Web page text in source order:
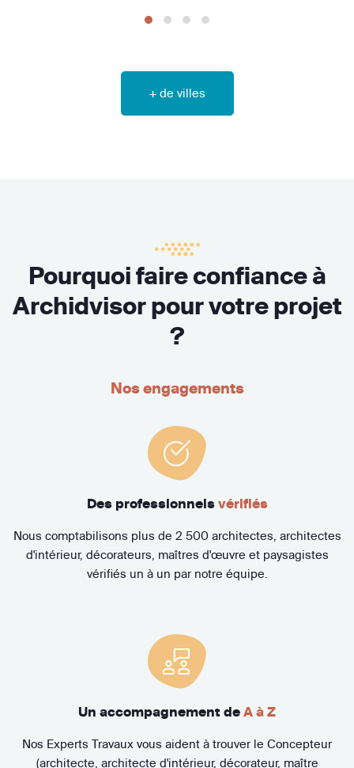
+ de villes
Pourquoi faire confiance à
Archidvisor pour votre projet
?
Nos engagements
Des professionnels vérifiés
Nous comptabilisons plus de 2 500 architectes, architectes
d'intérieur, décorateurs, maîtres d'œuvre et paysagistes
vérifiés un à un par notre équipe.
Un accompagnement de A à Z
Nos Experts Travaux vous aident à trouver le Concepteur
(architecte, architecte d'intérieur, décorateur, maître